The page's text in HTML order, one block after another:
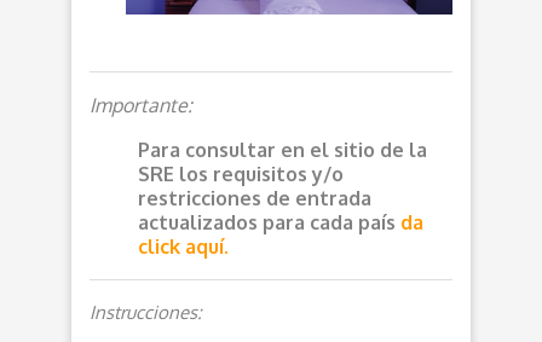
Importante:
Para consultar en el sitio de la
SRE los requisitos y/o
restricciones de entrada
actualizados para cada país da
click aquí.
Instrucciones: